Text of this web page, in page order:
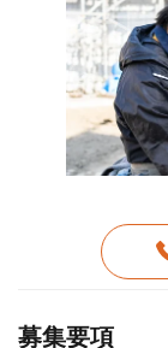
募集要項